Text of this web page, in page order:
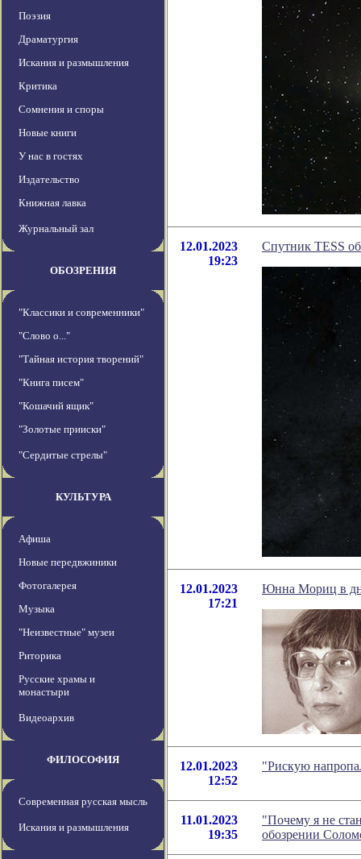
Поэзия
Драматургия
Искания и размышления
Критика
Сомнения и споры
Новые книги
У нас в гостях
Издательство
Книжная лавка
Журнальный зал
ОБОЗРЕНИЯ
"Классики и современники"
"Слово о..."
"Тайная история творений"
"Книга писем"
"Кошачий ящик"
"Золотые прииски"
"Сердитые стрелы"
КУЛЬТУРА
Афиша
Новые передвжиники
Фотогалерея
Музыка
"Неизвестные" музеи
Риторика
Русские храмы и
монастыри
Видеоархив
ФИЛОСОФИЯ
Современная русская мысль
Искания и размышления
12.01.2023
19:23
Спутник TESS
12.01.2023
17:21
Юнна Мориц в
12.01.2023
12:52
"Рискую
11.01.2023
19:35
"Почему я не
обозрении